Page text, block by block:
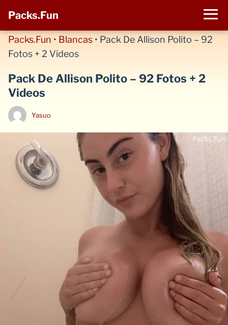
Packs.Fun
Packs.Fun • Blancas • Pack De Allison Polito – 92
Fotos + 2 Videos
Pack De Allison Polito – 92 Fotos + 2
Videos
Yasuo